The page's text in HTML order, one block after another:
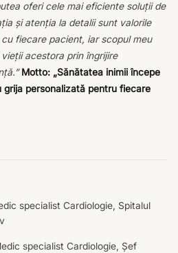
oferi cele mai eficiente soluții de
și atenția la detalii sunt valorile
fiecare pacient, iar scopul meu
acestora prin îngrijire
Motto: „Sănătatea inimii începe
personalizată pentru fiecare
specialist Cardiologie, Spitalul
specialist Cardiologie, Șef